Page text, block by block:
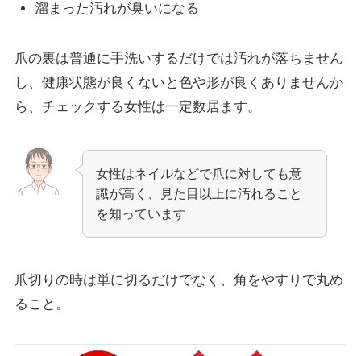
溜まった汚れが臭いになる
爪の裏は普通に手洗いするだけでは汚れが落ちません
し、健康状態が良くないと色や形が良くありませんか
ら、チェックする女性は一定数居ます。
女性はネイルなどで爪に対しても意
識が高く、見た目以上に汚れること
を知っています
爪切りの時は単に切るだけでなく、角をやすりで丸め
ること。